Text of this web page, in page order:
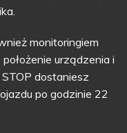
monitoringiem
urządzenia i
dostaniesz
po godzinie 22